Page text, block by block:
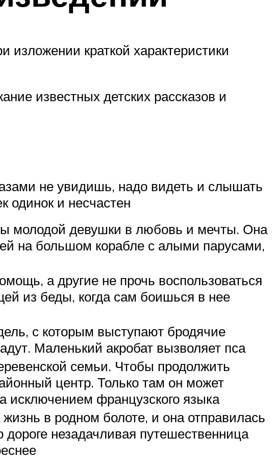
изложении краткой характеристики
известных детских рассказов и
не увидишь, надо видеть и слышать
одинок и несчастен
молодой девушки в любовь и мечты. Она
на большом корабле с алыми парусами,
а другие не прочь воспользоваться
из беды, когда сам боишься в нее
с которым выступают бродячие
Маленький акробат вызволяет пса
семьи. Чтобы продолжить
центр. Только там он может
исключением французского языка
в родном болоте, и она отправилась
незадачливая путешественница